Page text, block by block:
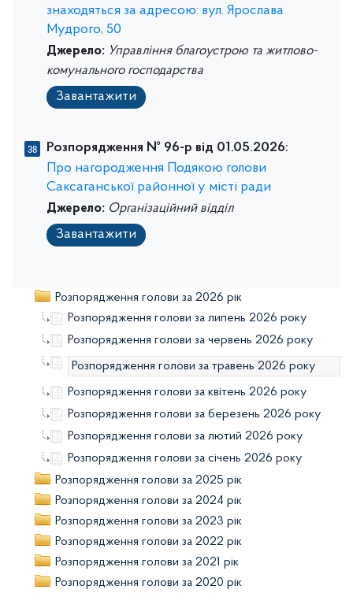
знаходяться за адресою: вул. Ярослава
Мудрого, 50
Джерело: Управління благоустрою та житлово-
комунального господарства
Завантажити
Розпорядження № 96-р від 01.05.2026:
Про нагородження Подякою голови
Саксаганської районної у місті ради
Джерело: Організаційний відділ
Завантажити
Розпорядження голови за 2026 рік
Розпорядження голови за липень 2026 року
Розпорядження голови за червень 2026 року
Розпорядження голови за травень 2026 року
Розпорядження голови за квітень 2026 року
Розпорядження голови за березень 2026 року
Розпорядження голови за лютий 2026 року
Розпорядження голови за січень 2026 року
Розпорядження голови за 2025 рік
Розпорядження голови за 2024 рік
Розпорядження голови за 2023 рік
Розпорядження голови за 2022 рік
Розпорядження голови за 2021 рік
Розпорядження голови за 2020 рік